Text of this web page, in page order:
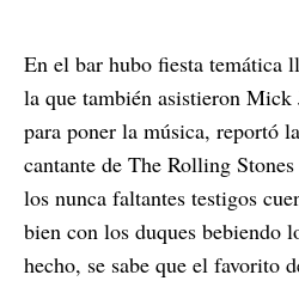
En el bar hubo fiesta temática
la que también asistieron Mick
para poner la música, reportó
cantante de The Rolling
los nunca faltantes testigos
bien con los duques bebiendo
hecho, se sabe que el favorito